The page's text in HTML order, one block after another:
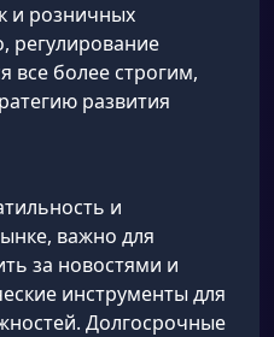
и розничных
регулирование
все более строгим,
развития
и
важно для
за новостями и
инструменты для
Долгосрочные